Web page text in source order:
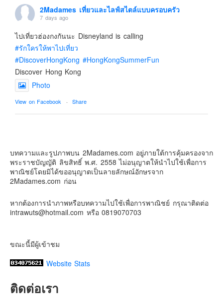
บทความครอบครัว
Beauty Review
รีวิวสายการบิน
Products & Applications
Events & PR News
About Us
Contact & Support Us
2Madames เที่ยวและไลฟ์สไตล์แบบครอบครัว
7 days ago
ไปเที่ยวฮ่องกงกันนะ Disneyland is calling
#รักใครให้พาไปเที่ยว
#DiscoverHongKong #HongKongSummerFun
Discover Hong Kong
Photo
View on Facebook · Share
เตรียมไว้หนวด ถอยปืนลูกซอง
#น้องเกรซ #ลูกสาวเราเป็นสาวแล้ว
Photo
บทความและรูปภาพบน 2Madames.com อยู่ภายใต้การคุ้มครองจาก
พระราชบัญญัติ ลิขสิทธิ์ พ.ศ. 2558 ไม่อนุญาตให้นำไปใช้เพื่อการ
พาณิชย์โดยมิได้ขออนุญาตเป็นลายลักษณ์อักษรจาก
2Madames.com ก่อน
หากต้องการนำภาพหรือบทความไปใช้เพื่อการพาณิชย์ กรุณาติดต่อ
intrawuts@hotmail.com หรือ 0819070703
ขณะนี้มีผู้เข้าชม
Website Stats
ติดต่อเรา